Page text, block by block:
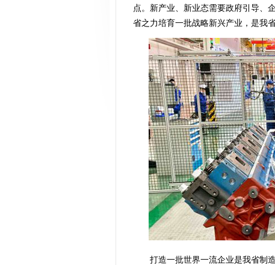
点。新产业、新业态需要政府引导、
省之力培育一批战略新兴产业，是我
打造一批世界一流企业是我省制